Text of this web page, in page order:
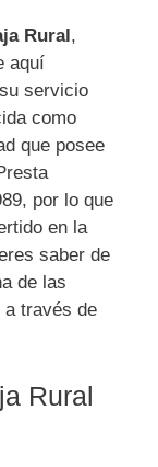
Rural ,
aquí
servicio
como
que posee
por lo que
en la
saber de
de las
a través de
Rural